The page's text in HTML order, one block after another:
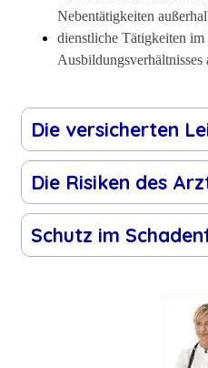
Nebentätigkeiten
dienstliche Tätigkeiten im
Ausbildungsverhältnisses
Die versicherten
Die Risiken des
Schutz im